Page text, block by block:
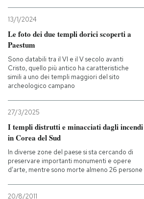
13/1/2024
Le foto dei due templi dorici scoperti a
Paestum
Sono databili tra il VI e il V secolo avanti
Cristo, quello più antico ha caratteristiche
simili a uno dei templi maggiori del sito
archeologico campano
27/3/2025
I templi distrutti e minacciati dagli incendi
in Corea del Sud
In diverse zone del paese si sta cercando di
preservare importanti monumenti e opere
d’arte, mentre sono morte almeno 26 persone
20/8/2011